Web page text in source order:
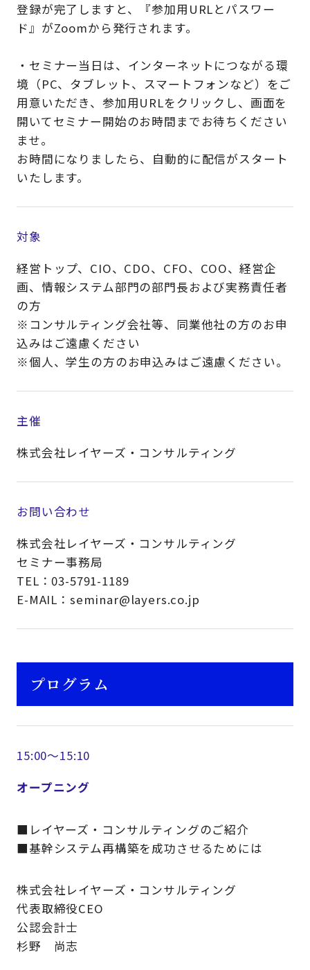
登録が完了しますと、『参加用URLとパスワー
ド』がZoomから発行されます。
・セミナー当日は、インターネットにつながる環
境（PC、タブレット、スマートフォンなど）をご
用意いただき、参加用URLをクリックし、画面を
開いてセミナー開始のお時間までお待ちください
ませ。
お時間になりましたら、自動的に配信がスタート
いたします。
対象
経営トップ、CIO、CDO、CFO、COO、経営企
画、情報システム部門の部門長および実務責任者
の方
※コンサルティング会社等、同業他社の方のお申
込みはご遠慮ください
※個人、学生の方のお申込みはご遠慮ください。​
主催
株式会社レイヤーズ・コンサルティング
お問い合わせ
株式会社レイヤーズ・コンサルティング
セミナー事務局
TEL：03-5791-1189
E-MAIL：seminar@layers.co.jp
プログラム
15:00～15:10
オープニング
■レイヤーズ・コンサルティングのご紹介
■基幹システム再構築を成功させるためには
株式会社レイヤーズ・コンサルティング
代表取締役CEO
公認会計士
杉野 尚志